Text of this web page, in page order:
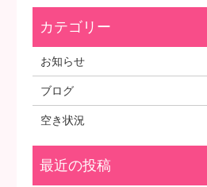
お知らせ
ブログ
空き状況